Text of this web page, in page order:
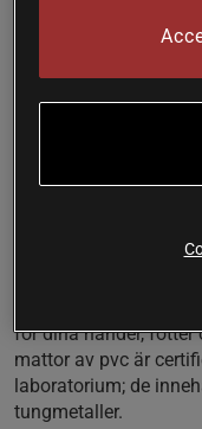
Hjälper till att
Grip mat är den
yogastilar och
med maximal
Tunt toppskikt av
för dina händer, fötter
mattor av pvc är
laboratorium; de
tungmetaller.